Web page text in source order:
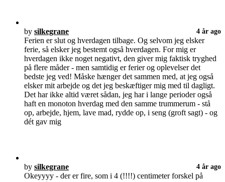
by silkegrane 4 år ago
Ferien er slut og hverdagen tilbage. Og selvom jeg elsker
ferie, så elsker jeg bestemt også hverdagen. For mig er
hverdagen ikke noget negativt, den giver mig faktisk tryghed
på flere måder - men samtidig er ferier og oplevelser det
bedste jeg ved! Måske hænger det sammen med, at jeg også
elsker mit arbejde og det jeg beskæftiger mig med til dagligt.
Det har ikke altid været sådan, jeg har i lange perioder også
haft en monoton hverdag med den samme trummerum - stå
op, arbejde, hjem, lave mad, rydde op, i seng (groft sagt) - og
dét gav mig
by silkegrane 4 år ago
Okeyyyy - der er fire, som i 4 (!!!!) centimeter forskel på